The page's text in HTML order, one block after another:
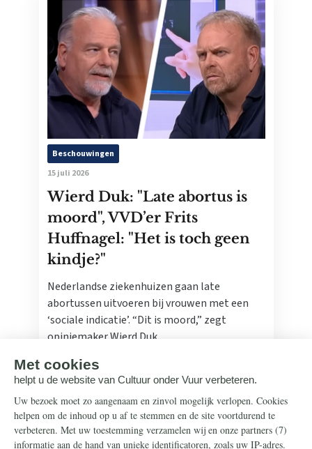
Beschouwingen
15 juli 2026
Wierd Duk: "Late abortus is
moord", VVD’er Frits
Huffnagel: "Het is toch geen
kindje?"
Nederlandse ziekenhuizen gaan late
abortussen uitvoeren bij vrouwen met een
‘sociale indicatie’. “Dit is moord,” zegt
opiniemaker Wierd Duk.